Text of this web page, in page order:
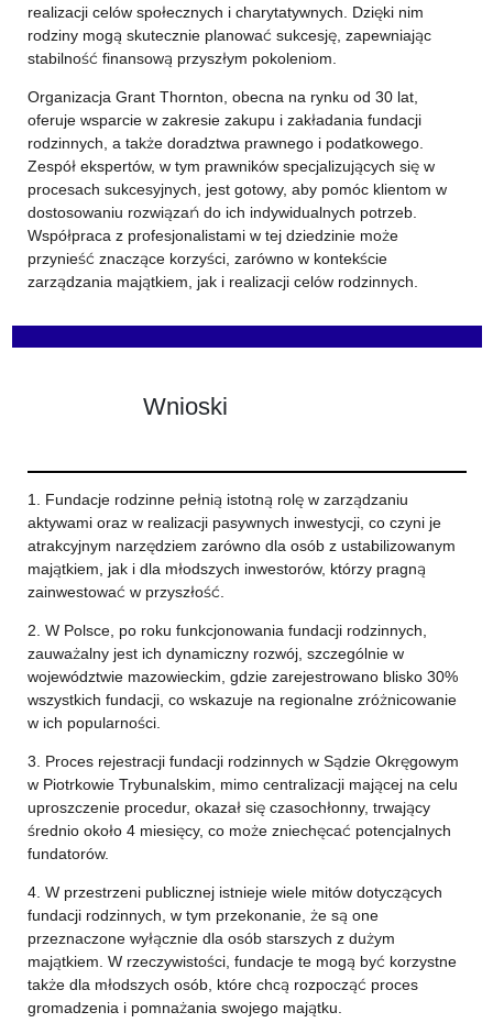
realizacji celów społecznych i charytatywnych. Dzięki nim
rodziny mogą skutecznie planować sukcesję, zapewniając
stabilność finansową przyszłym pokoleniom.
Organizacja Grant Thornton, obecna na rynku od 30 lat,
oferuje wsparcie w zakresie zakupu i zakładania fundacji
rodzinnych, a także doradztwa prawnego i podatkowego.
Zespół ekspertów, w tym prawników specjalizujących się w
procesach sukcesyjnych, jest gotowy, aby pomóc klientom w
dostosowaniu rozwiązań do ich indywidualnych potrzeb.
Współpraca z profesjonalistami w tej dziedzinie może
przynieść znaczące korzyści, zarówno w kontekście
zarządzania majątkiem, jak i realizacji celów rodzinnych.
Wnioski
1. Fundacje rodzinne pełnią istotną rolę w zarządzaniu
aktywami oraz w realizacji pasywnych inwestycji, co czyni je
atrakcyjnym narzędziem zarówno dla osób z ustabilizowanym
majątkiem, jak i dla młodszych inwestorów, którzy pragną
zainwestować w przyszłość.
2. W Polsce, po roku funkcjonowania fundacji rodzinnych,
zauważalny jest ich dynamiczny rozwój, szczególnie w
województwie mazowieckim, gdzie zarejestrowano blisko 30%
wszystkich fundacji, co wskazuje na regionalne zróżnicowanie
w ich popularności.
3. Proces rejestracji fundacji rodzinnych w Sądzie Okręgowym
w Piotrkowie Trybunalskim, mimo centralizacji mającej na celu
uproszczenie procedur, okazał się czasochłonny, trwający
średnio około 4 miesięcy, co może zniechęcać potencjalnych
fundatorów.
4. W przestrzeni publicznej istnieje wiele mitów dotyczących
fundacji rodzinnych, w tym przekonanie, że są one
przeznaczone wyłącznie dla osób starszych z dużym
majątkiem. W rzeczywistości, fundacje te mogą być korzystne
także dla młodszych osób, które chcą rozpocząć proces
gromadzenia i pomnażania swojego majątku.